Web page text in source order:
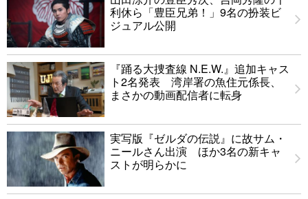
利休ら「豊臣兄弟！」9名の扮装ビ
ジュアル公開
『踊る大捜査線 N.E.W.』追加キャス
ト2名発表 湾岸署の魚住元係長、
まさかの動画配信者に転身
実写版『ゼルダの伝説』に故サム・
ニールさん出演 ほか3名の新キャ
ストが明らかに